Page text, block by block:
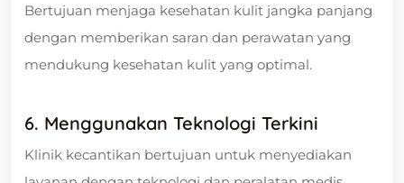
Bertujuan menjaga kesehatan kulit jangka panjang
dengan memberikan saran dan perawatan yang
mendukung kesehatan kulit yang optimal.
6. Menggunakan Teknologi Terkini
Klinik kecantikan bertujuan untuk menyediakan